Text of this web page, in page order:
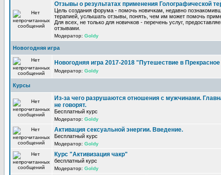
Отзывы о результатах применения Голографической
Цель создания форума - помочь новичкам, недавно
терапией, услышать отзывы, понять, чем им может помочь
Для всех, не только для новичков - перечень услуг,
отзывами.
Модератор: Goldy
Новогодняя игра
Новогодняя игра 2017-2018 "Путешествие в
Модератор: Goldy
Курсы
Из-за чего разрушаются отношения с мужчинами.
не говорят.
Бесплатный курс
Модератор: Goldy
Активация сексуальной энергии. Введение.
Бесплатный курс
Модератор: Goldy
Курс "Активизация чакр"
бесплатный курс
Модератор: Goldy